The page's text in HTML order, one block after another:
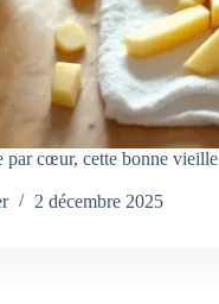
par cœur, cette bonne vieille
2 décembre 2025